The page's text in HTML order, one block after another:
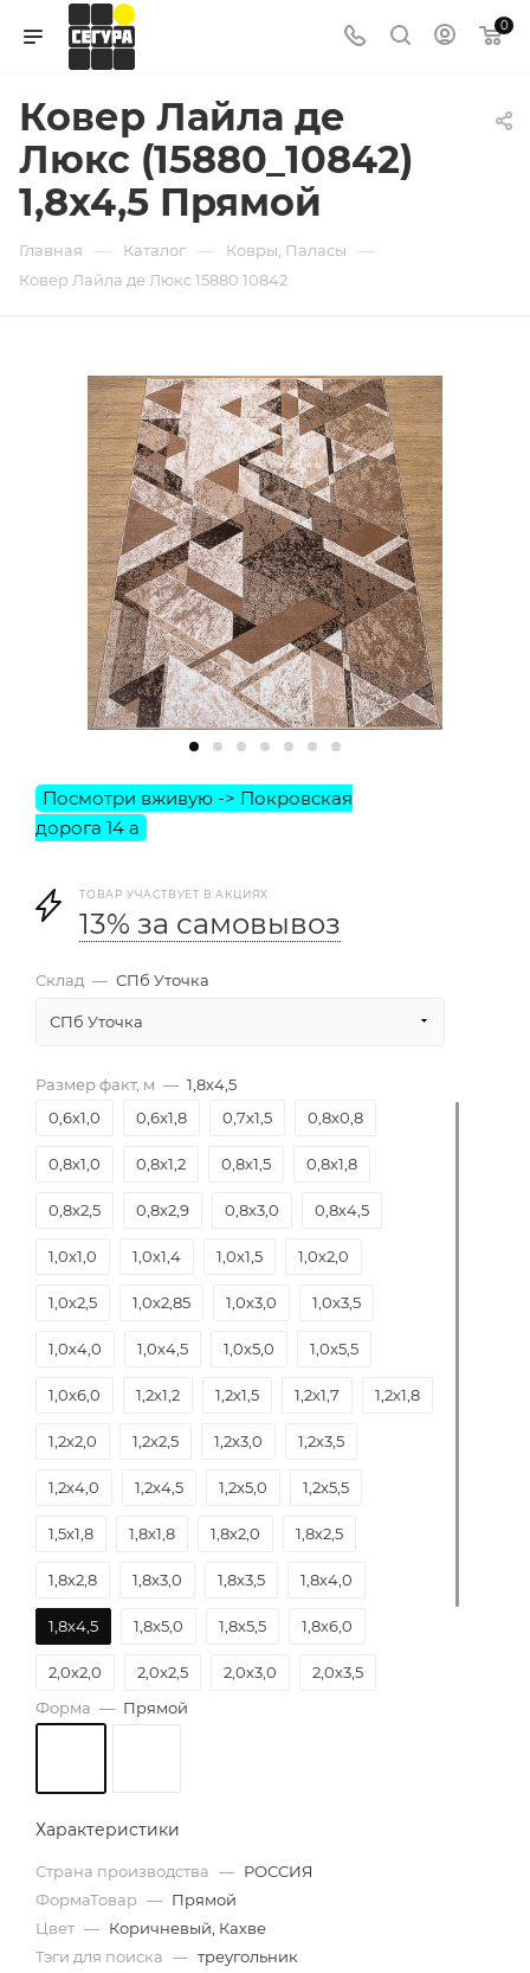
0
Ковер Лайла де
Люкс (15880_10842)
1,8х4,5 Прямой
Главная — Каталог — Ковры, Паласы —
Ковер Лайла де Люкс 15880 10842
ТОВАР УЧАСТВУЕТ В АКЦИЯХ
13% за самовывоз
Склад — СПб Уточка
СПб Уточка
Размер факт, м — 1,8х4,5
0,6х1,0
0,6х1,8 0,7х1,5 0,8х0,8
0,8х1,0 0,8х1,2 0,8х1,5 0,8х1,8
0,8х2,5 0,8х2,9 0,8х3,0 0,8х4,5
1,0х1,0 1,0х1,4 1,0х1,5 1,0х2,0
1,0х2,5 1,0х2,85 1,0х3,0 1,0х3,5
1,0х4,0 1,0х4,5 1,0х5,0 1,0х5,5
1,0х6,0 1,2х1,2 1,2х1,5 1,2х1,7 1,2х1,8
1,2х2,0 1,2х2,5 1,2х3,0 1,2х3,5
1,2х4,0 1,2х4,5 1,2х5,0 1,2х5,5
1,5х1,8 1,8х1,8 1,8х2,0 1,8х2,5
1,8х2,8 1,8х3,0 1,8х3,5 1,8х4,0
1,8х4,5 1,8х5,0 1,8х5,5 1,8х6,0
2,0х2,0 2,0х2,5 2,0х3,0 2,0х3,5
2,0х4,0 2,0х4,5
Форма — Прямой
Характеристики
Страна производства — РОССИЯ
ФормаТовар — Прямой
Цвет — Коричневый, Кахве
Тэги для поиска — треугольник